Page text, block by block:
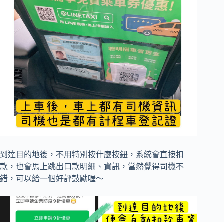
到達目的地後，不用特別按什麼按鈕，系統會直接扣
款，也會馬上跳出口款明細、資訊，當然覺得司機不
錯，可以給一個好評鼓勵喔～